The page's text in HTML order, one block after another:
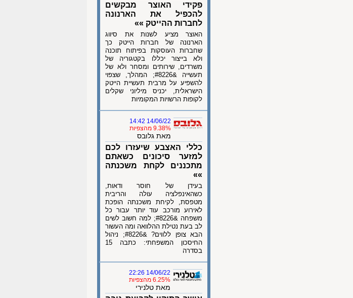
פקידי האוצר מבקשים
להכפיל את הארנונה
לחברות ההייטק »»
האוצר מציע לשנות את סיווג
הארנונה של חברות הייטק כך
שחברות העוסקות בפיתוח תוכנה
ולא בייצור יכללו בקטגוריה של
משרדים, שירותים ומסחר ולא של
תעשייה &#8226; המהלך, שצפוי
להשפיע על מרבית תעשיית הייטק
הישראלית, יכניס מיליוני שקלים
לקופות הרשויות המקומיות
14/06/22 14:42
9.38% מהצפיות
מאת גלובס
כללי האצבע שיעזרו לכם
למזער סיכונים כשאתם
מתכננים לקחת משכנתה
»»
בעידן של חוסר ודאות,
כשהאינפלציה עולה והריבית
מטפסת, לקיחת משכנתה הופכת
לאירוע מורכב עוד יותר עבור כל
משפחה &#8226; למה חשוב לשים
לב בעת נטילת ההלוואה ומה העשור
הבא צופן ללווים? &#8226; ניהול
החיסכון המשפחתי: כתבה 15
בסדרה
14/06/22 22:26
6.25% מהצפיות
מאת טלנירי